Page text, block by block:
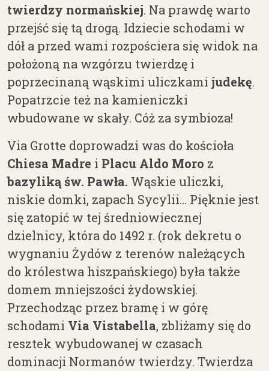
twierdzy normańskiej. Na prawdę warto
przejść się tą drogą. Idziecie schodami w
dół a przed wami rozpościera się widok na
położoną na wzgórzu twierdzę i
poprzecinaną wąskimi uliczkami judekę.
Popatrzcie też na kamieniczki
wbudowane w skały. Cóż za symbioza!
Via Grotte doprowadzi was do kościoła
Chiesa Madre i Placu Aldo Moro z
bazyliką św. Pawła. Wąskie uliczki,
niskie domki, zapach Sycylii… Pięknie jest
się zatopić w tej średniowiecznej
dzielnicy, która do 1492 r. (rok dekretu o
wygnaniu Żydów z terenów należących
do królestwa hiszpańskiego) była także
domem mniejszości żydowskiej.
Przechodząc przez bramę i w górę
schodami Via Vistabella, zbliżamy się do
resztek wybudowanej w czasach
dominacji Normanów twierdzy. Twierdza